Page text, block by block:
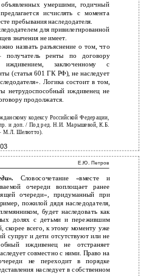
умершими, годичный
исчислять с момента
пребывания наследодателя.
для привилегированной
значения не имеет.
назвать разъяснение о том, что
получатель ренты по договору
заключенному с
(статья 601 ГК РФ), не наследует
Логика состоит в том,
нетрудоспособный иждивенец не
продолжатся.
кодексу Российской Федерации,
и доп. / Под ред. Н.И. Марышевой, К.Б.
М.Л. Шелютто).
Е.Ю. Петров
Словосочетание «вместе и
очереди воплощает ранее
очереди», придуманный при
пожилой дядя наследодателя,
будет наследовать как
долях с детьми и пережившим
скорее всего, к этому моменту уже
супруг и дети отсутствуют или не
иждивенец не отстраняет
совместно с ними. Право на
не переходит в порядке
наследует в собственном